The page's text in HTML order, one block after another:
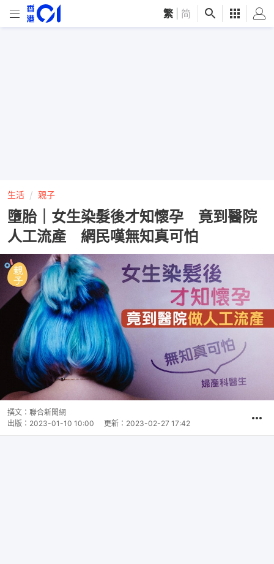
繁 简
生活 親子
墮胎｜女生染髮後才知懷孕 竟到醫院
人工流產 網民嘆無知真可怕
撰文： 聯合新聞網
出版： 2023-01-10 10:00 更新： 2023-02-27 17:42